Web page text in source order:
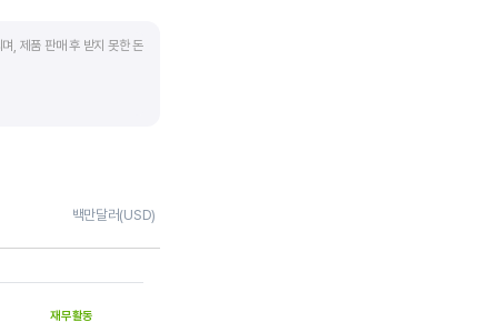
, 제품 판매 후 받지 못한 돈
→ 현금으로 회수되는
래처로부터 현금으로
을수록 좋습니다. 매입채무
백만달러(USD)
재무활동